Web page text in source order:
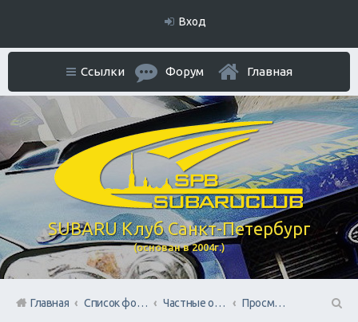
Вход
SUBARU Клуб Санкт-Петербург
(основан в 2004г.)
Ссылки Форум Главная
Главная Список форумов Частные объявления. Режим отношений As Is
Просмотренные вами авто